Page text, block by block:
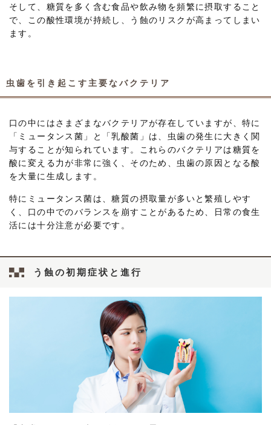
そして、糖質を多く含む食品や飲み物を頻繁に摂取すること
で、この酸性環境が持続し、う蝕のリスクが高まってしまい
ます。
虫歯を引き起こす主要なバクテリア
口の中にはさまざまなバクテリアが存在していますが、特に
「ミュータンス菌」と「乳酸菌」は、虫歯の発生に大きく関
与することが知られています。これらのバクテリアは糖質を
酸に変える力が非常に強く、そのため、虫歯の原因となる酸
を大量に生成します。
特にミュータンス菌は、糖質の摂取量が多いと繁殖しやす
く、口の中でのバランスを崩すことがあるため、日常の食生
活には十分注意が必要です。
う蝕の初期症状と進行